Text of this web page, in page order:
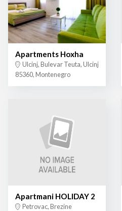
Apartments Hoxha
Ulcinj, Bulevar Teuta, Ulcinj
85360, Montenegro
Apartmani HOLIDAY 2
Petrovac, Brezine